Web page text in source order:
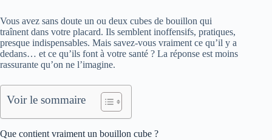
Vous avez sans doute un ou deux cubes de bouillon qui
traînent dans votre placard. Ils semblent inoffensifs, pratiques,
presque indispensables. Mais savez-vous vraiment ce qu’il y a
dedans… et ce qu’ils font à votre santé ? La réponse est moins
rassurante qu’on ne l’imagine.
Voir le sommaire
Que contient vraiment un bouillon cube ?